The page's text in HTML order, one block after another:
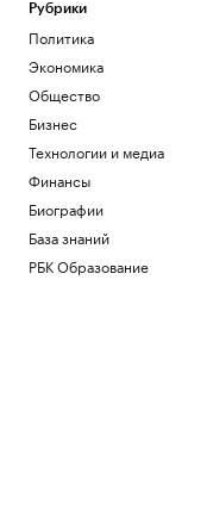
Краснодарский край
Соглашение о
вступит в силу 6 октября
Политика
Как Ходынка стала
притяжения
РБК и Stone
Рубрики
Политика
Экономика
Общество
Бизнес
Технологии и медиа
Финансы
Биографии
База знаний
РБК Образование